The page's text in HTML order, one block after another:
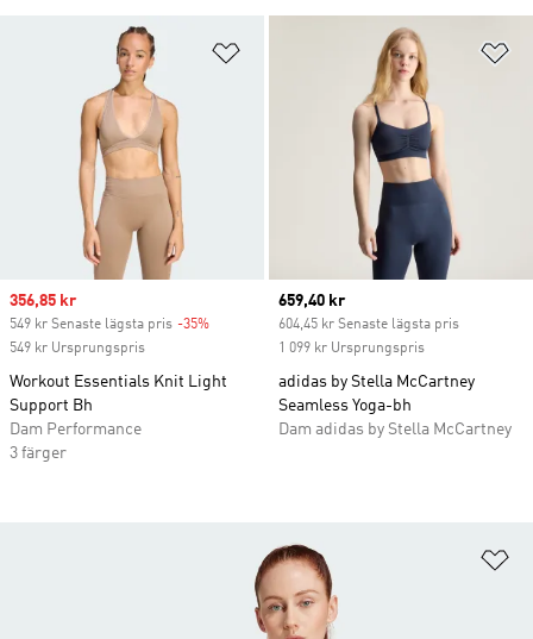
Lägg till på önskelistan
Sale price
356,85 kr
549 kr Senaste lägsta pris -35%
549 kr Ursprungspris
Workout Essentials Knit Light
Support Bh
Dam Performance
3 färger
Current price
659,40 kr
604,45 kr Senaste lägsta pris
1 099 kr Ursprungspris
adidas by Stella McCartney
Seamless Yoga-bh
Dam adidas by Stella McCartney